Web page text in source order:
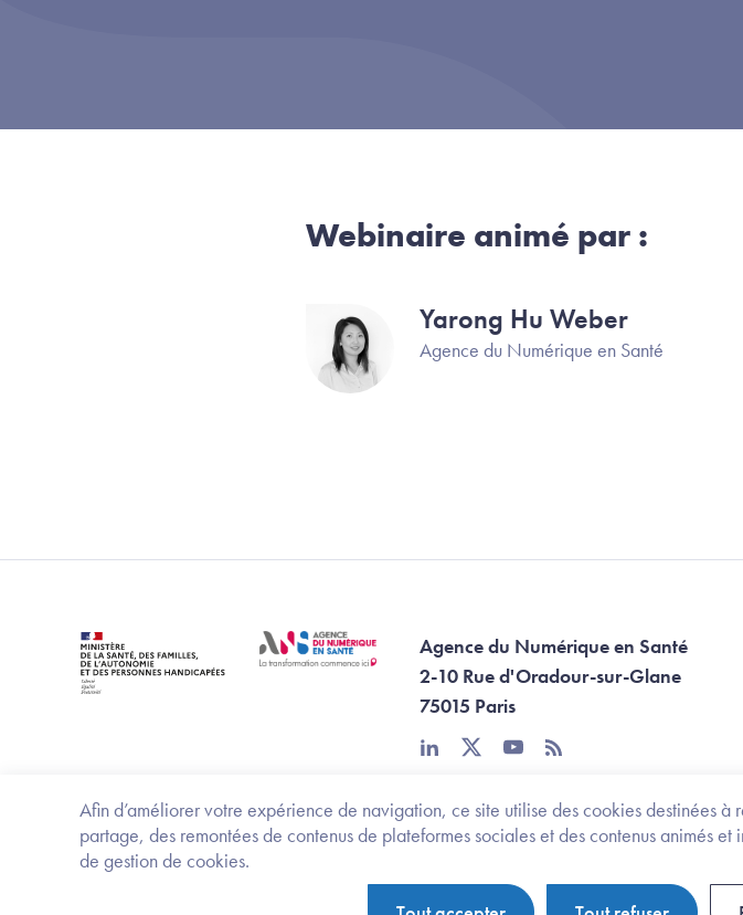
Afin d’améliorer votre expérience de navigation, ce site utilise des cookies destinées
partage, des remontées de contenus de plateformes sociales et des contenus animés
de gestion de cookies.
Webinaire animé par :
Image Yarong Hu Weber
Agence du Numérique en Santé
Agence du Numérique en Santé
2-10 Rue d'Oradour-sur-Glane
75015 Paris
linkedintwitteryoutube
rss
Footer Bottom ANS
Ministère de la santé, des familles, de l'autonomie et des personnes